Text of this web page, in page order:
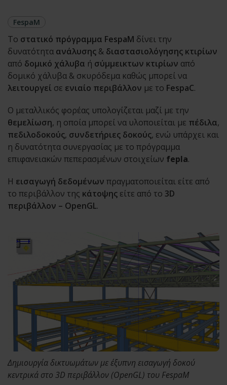
FespaM
Το στατικό πρόγραμμα FespaM δίνει την
δυνατότητα ανάλυσης & διαστασιολόγησης κτιρίων
από δομικό χάλυβα ή σύμμεικτων κτιρίων από
δομικό χάλυβα & σκυρόδεμα καθώς μπορεί να
λειτουργεί σε ενιαίο περιβάλλον με το FespaC.
Ο μεταλλικός φορέας υπολογίζεται μαζί με την
θεμελίωση, η οποία μπορεί να υλοποιείται με πέδιλα,
πεδιλοδοκούς, συνδετήριες δοκούς, ενώ υπάρχει και
η δυνατότητα συνεργασίας με το πρόγραμμα
επιφανειακών πεπερασμένων στοιχείων fepla.
Η εισαγωγή δεδομένων πραγματοποιείται είτε από
το περιβάλλον της κάτοψης είτε από το 3D
περιβάλλον – OpenGL.
Δημιουργία δικτυωμάτων με έξυπνη εισαγωγή δοκού
κεντρικά στο 3D περιβάλλον (OpenGL) του FespaΜ